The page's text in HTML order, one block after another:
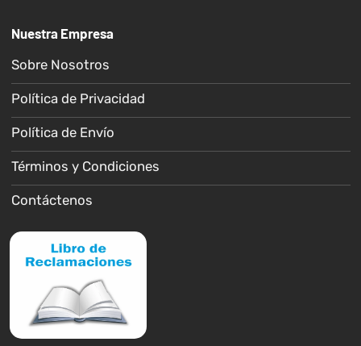
Nuestra Empresa
Sobre Nosotros
Política de Privacidad
Política de Envío
Términos y Condiciones
Contáctenos